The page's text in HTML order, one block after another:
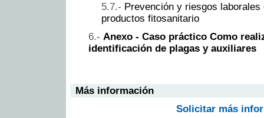
Prevención y riesgos
productos fitosanitario
Anexo - Caso práctico Como
identificación de plagas y auxiliares
Más información
Solicitar más